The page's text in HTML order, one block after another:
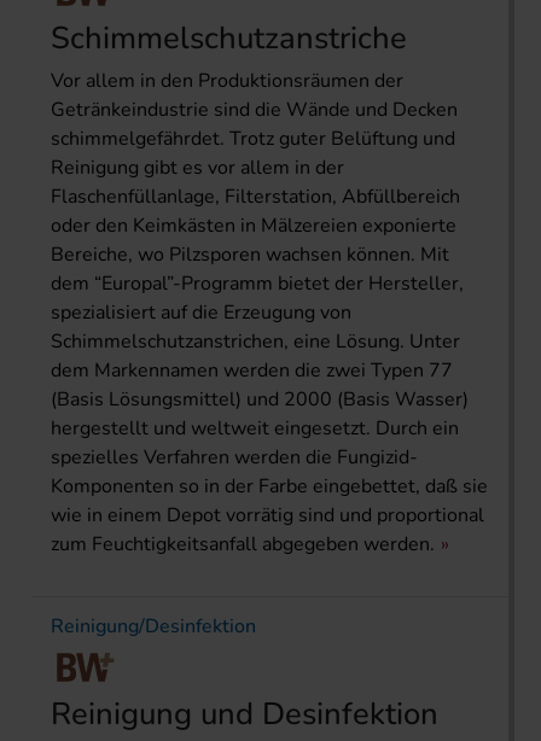
Schimmelschutzanstriche
Vor allem in den Produktionsräumen der
Getränkeindustrie sind die Wände und Decken
schimmelgefährdet. Trotz guter Belüftung und
Reinigung gibt es vor allem in der
Flaschenfüllanlage, Filterstation, Abfüllbereich
oder den Keimkästen in Mälzereien exponierte
Bereiche, wo Pilzsporen wachsen können. Mit
dem “Europal”-Programm bietet der Hersteller,
spezialisiert auf die Erzeugung von
Schimmelschutzanstrichen, eine Lösung. Unter
dem Markennamen werden die zwei Typen 77
(Basis Lösungsmittel) und 2000 (Basis Wasser)
hergestellt und weltweit eingesetzt. Durch ein
spezielles Verfahren werden die Fungizid-
Komponenten so in der Farbe eingebettet, daß sie
wie in einem Depot vorrätig sind und proportional
zum Feuchtigkeitsanfall abgegeben werden.
Reinigung/Desinfektion
Reinigung und Desinfektion